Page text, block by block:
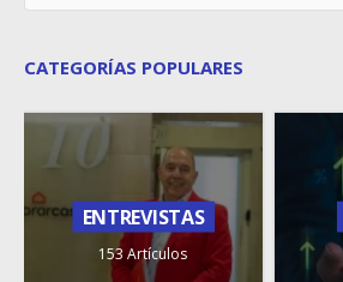
CATEGORÍAS POPULARES
ENTREVISTAS
153 Artículos